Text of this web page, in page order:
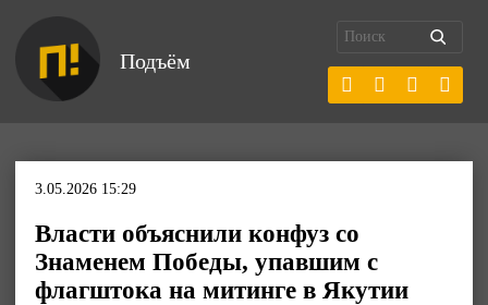
Подъём
3.05.2026 15:29
Власти объяснили конфуз со
Знаменем Победы, упавшим с
флагштока на митинге в Якутии